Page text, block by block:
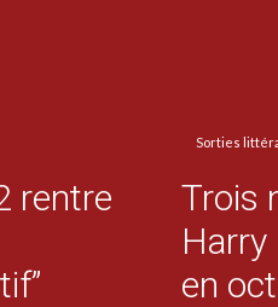
rentre
Sorties
Trois
en